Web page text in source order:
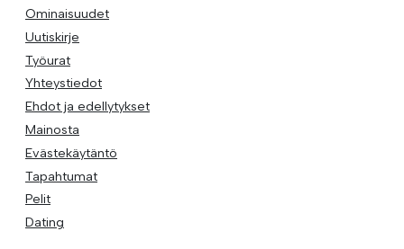
Ominaisuudet
Uutiskirje
Työurat
Yhteystiedot
Ehdot ja edellytykset
Mainosta
Evästekäytäntö
Tapahtumat
Pelit
Dating